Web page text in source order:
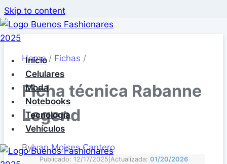
Skip to content
Inicio
Celulares
Moda
Notebooks
Tecnología
Vehículos
Home / Fichas /
Ficha técnica Rabanne
Legend
ByIvan Moises Cantero
Publicado: 12/17/2025 Actualizada: 01/20/2026